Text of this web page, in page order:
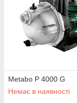
Metabo P 4000 G
Немає в наявності